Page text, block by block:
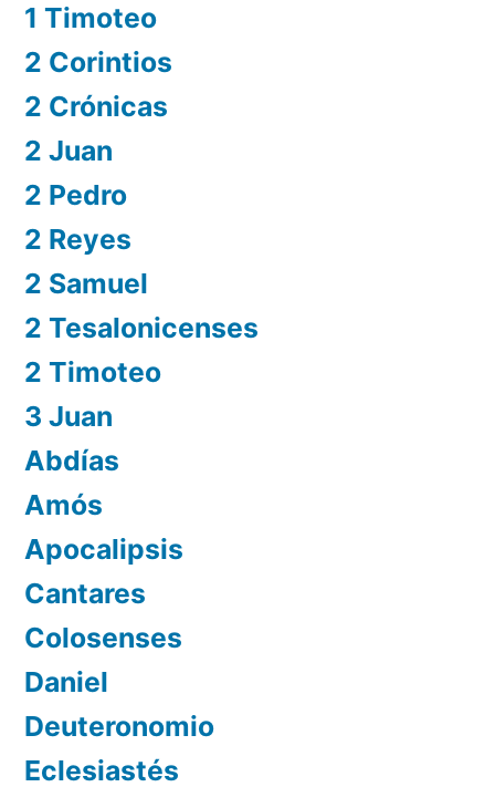
1 Timoteo
2 Corintios
2 Crónicas
2 Juan
2 Pedro
2 Reyes
2 Samuel
2 Tesalonicenses
2 Timoteo
3 Juan
Abdías
Amós
Apocalipsis
Cantares
Colosenses
Daniel
Deuteronomio
Eclesiastés